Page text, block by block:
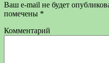
Ваш e-mail не будет
помечены *
Комментарий